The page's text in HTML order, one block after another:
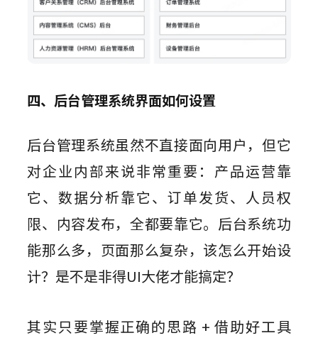
四、后台管理系统界面如何设置
后台管理系统虽然不直接面向用户，但它
对企业内部来说非常重要：产品运营靠
它、数据分析靠它、订单发货、人员权
限、内容发布，全都要靠它。后台系统功
能那么多，页面那么复杂，该怎么开始设
计？是不是非得UI大佬才能搞定？
其实只要掌握正确的思路 + 借助好工具